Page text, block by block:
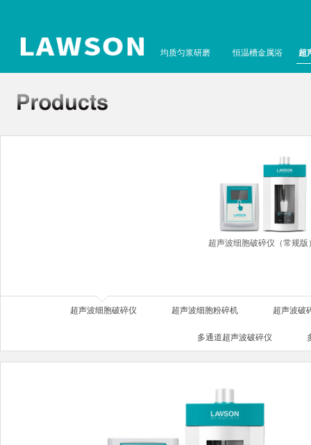
均质匀浆研磨 恒温槽金属浴 超
超声波细胞破碎仪（常规版
超声波细胞破碎仪 超声波细胞粉碎机 超声波破
多通道超声波破碎仪